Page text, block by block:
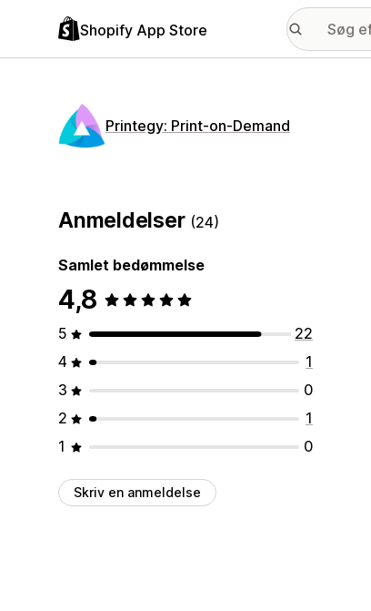
Shopify App Store
Printegy: Print‑on‑Demand
Anmeldelser (24)
Samlet bedømmelse
4,8
5
22
4
1
3
0
2
1
1
0
Skriv en anmeldelse